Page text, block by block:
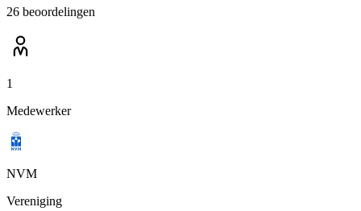
26 beoordelingen
1
Medewerker
NVM
Vereniging